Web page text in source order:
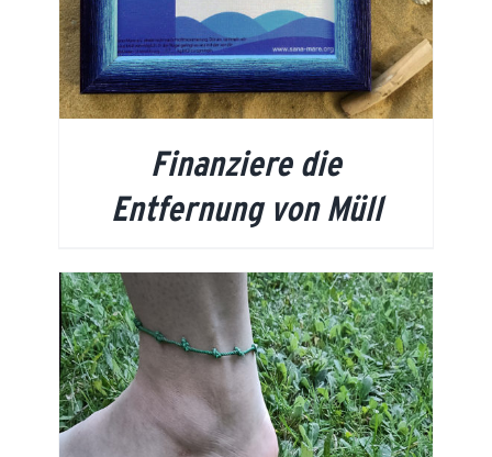
Finanziere die
Entfernung von Müll